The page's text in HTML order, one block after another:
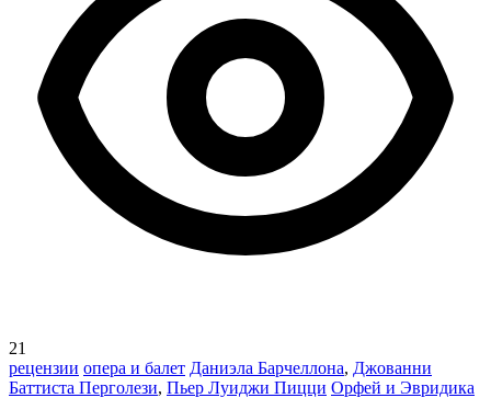
21
рецензии опера и балет Даниэла Барчеллона, Джованни
Баттиста Перголези, Пьер Луиджи Пицци Орфей и Эвридика